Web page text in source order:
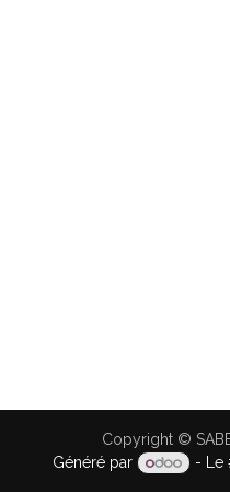
Copyright ©
Généré par
- Le